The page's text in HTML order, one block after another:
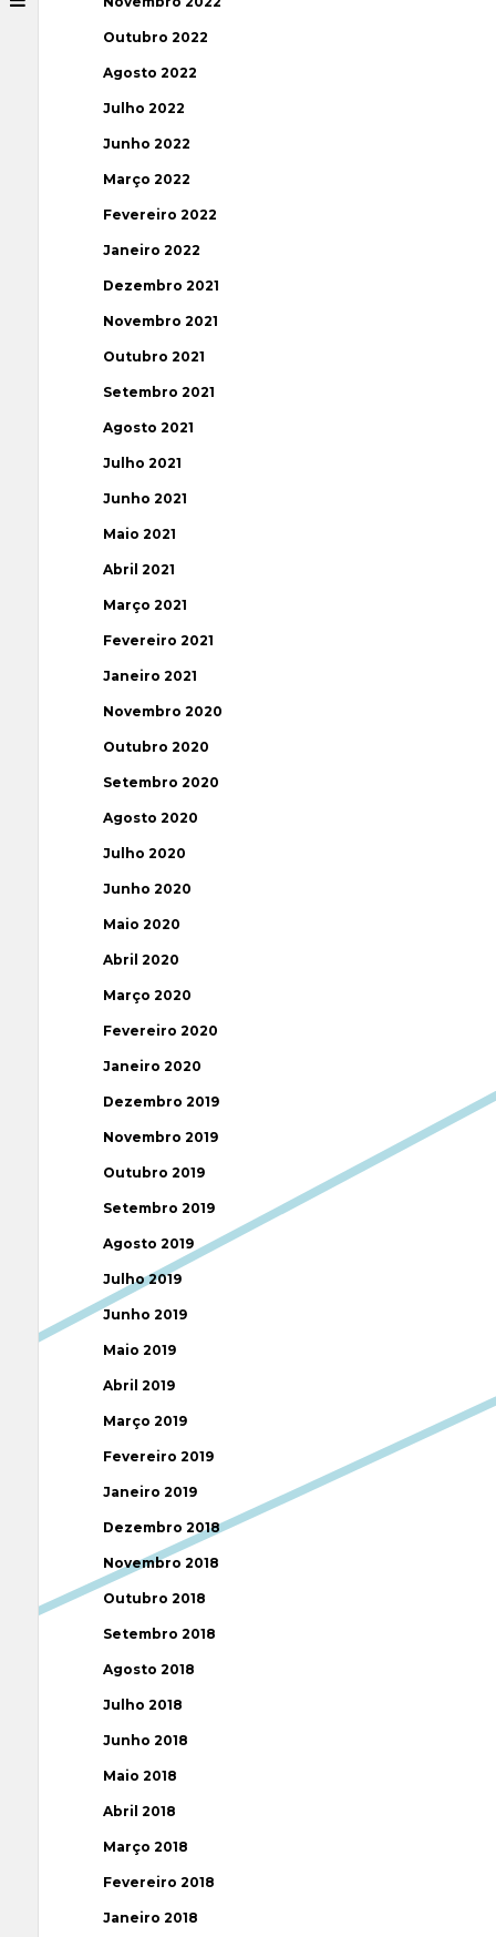
Outubro 2022
Agosto 2022
Julho 2022
Junho 2022
Março 2022
Fevereiro 2022
Janeiro 2022
Dezembro 2021
Novembro 2021
Outubro 2021
Setembro 2021
Agosto 2021
Julho 2021
Junho 2021
Maio 2021
Abril 2021
Março 2021
Fevereiro 2021
Janeiro 2021
Novembro 2020
Outubro 2020
Setembro 2020
Agosto 2020
Julho 2020
Junho 2020
Maio 2020
Abril 2020
Março 2020
Fevereiro 2020
Janeiro 2020
Dezembro 2019
Novembro 2019
Outubro 2019
Setembro 2019
Agosto 2019
Julho 2019
Junho 2019
Maio 2019
Abril 2019
Março 2019
Fevereiro 2019
Janeiro 2019
Dezembro 2018
Novembro 2018
Outubro 2018
Setembro 2018
Agosto 2018
Julho 2018
Junho 2018
Maio 2018
Abril 2018
Março 2018
Fevereiro 2018
Janeiro 2018